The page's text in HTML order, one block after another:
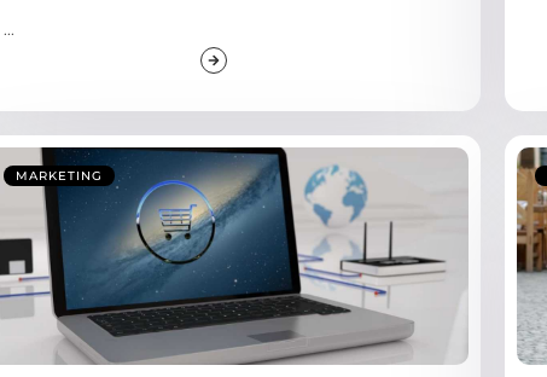
...
MARKETING